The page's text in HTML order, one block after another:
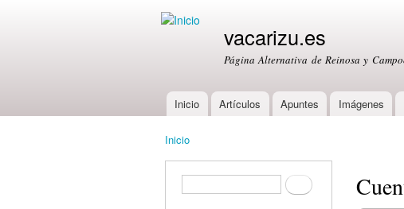
vacarizu.es
Página Alternativa de Reinosa y
Main menu
Inicio Artículos Apuntes Imágenes
Inicio
Formulario de búsquedaBuscar